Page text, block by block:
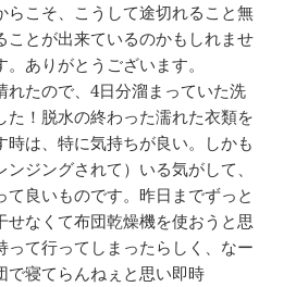
らこそ、こうして途切れること無
ことが出来ているのかもしれませ
ありがとうございます。
れたので、4日分溜まっていた洗
た！脱水の終わった濡れた衣類を
時は、特に気持ちが良い。しかも
ジングされて）いる気がして、
て良いものです。昨日までずっと
せなくて布団乾燥機を使おうと思
って行ってしまったらしく、なー
で寝てらんねぇと思い即時